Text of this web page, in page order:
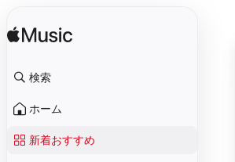
検索
ホーム
新着おすすめ